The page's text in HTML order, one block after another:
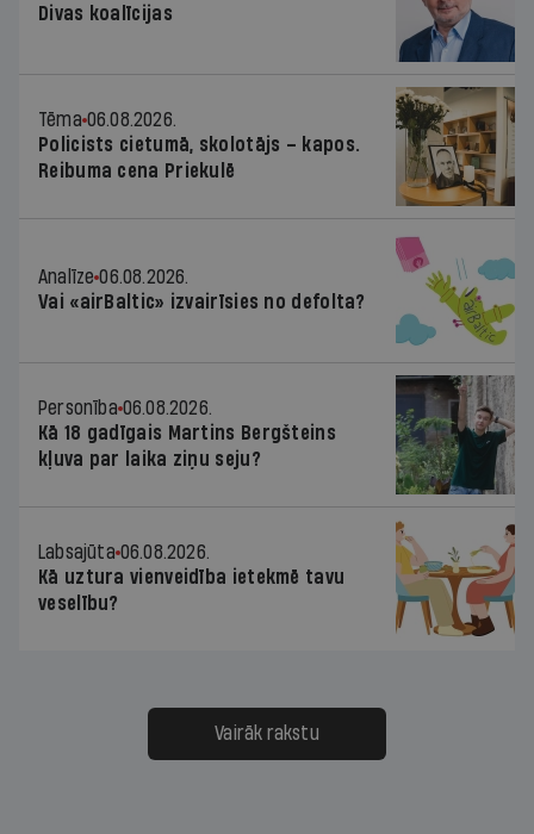
Divas koalīcijas
Tēma 06.08.2026.
Policists cietumā, skolotājs – kapos.
Reibuma cena Priekulē
Analīze 06.08.2026.
Vai «airBaltic» izvairīsies no defolta?
Personība 06.08.2026.
Kā 18 gadīgais Martins Bergšteins
kļuva par laika ziņu seju?
Labsajūta 06.08.2026.
Kā uztura vienveidība ietekmē tavu
veselību?
Vairāk rakstu